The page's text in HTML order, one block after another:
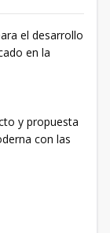
el desarrollo
en la
y propuesta
con las